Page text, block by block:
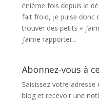
énième fois depuis le
fait froid, je puise donc
trouver des petits «
j’aime rapporter...
Abonnez-vous à
Saisissez votre
blog et recevoir une